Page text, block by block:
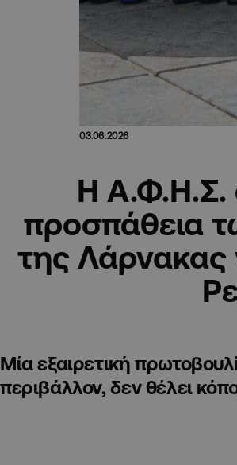
03.06.2026
Η Α.Φ.Η.Σ.
προσπάθεια
της Λάρνακας
Μία εξαιρετική
περιβάλλον, δεν θέλει